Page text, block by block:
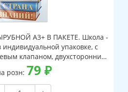
А3+ В ПАКЕТЕ. Школа -
упаковке, с
клапаном, двухсторонний,
ВД-лак)
розн: 79 ₽